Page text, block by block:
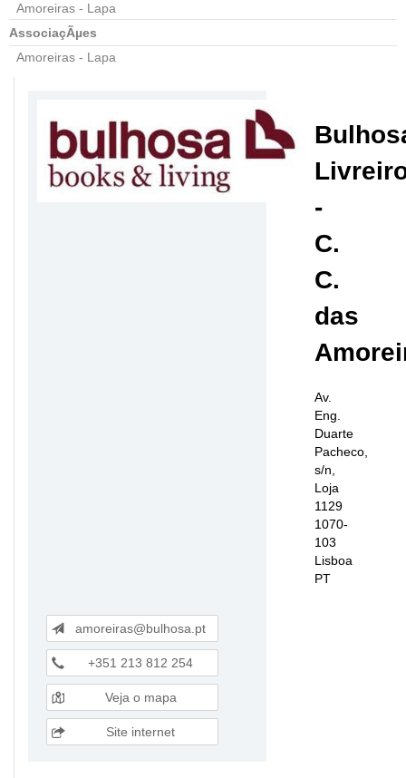
Amoreiras - Lapa
AssociaçÃµes
Amoreiras - Lapa
-
C.
C.
das
Av.
Eng.
Duarte
Pacheco,
s/n,
Loja
1129
1070-
103
Lisboa
PT
amoreiras@bulhosa.pt
+351 213 812 254
Veja o mapa
Site internet